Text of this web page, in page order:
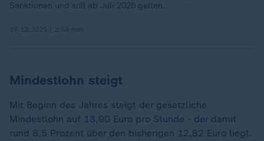
Sanktionen und soll ab Juli 2026 gelten.
Mindestlohn steigt
Mit Beginn des Jahres steigt der gesetzliche
Mindestlohn auf 13,90 Euro pro Stunde - der damit
rund 8,5 Prozent über den bisherigen 12,82 Euro liegt.